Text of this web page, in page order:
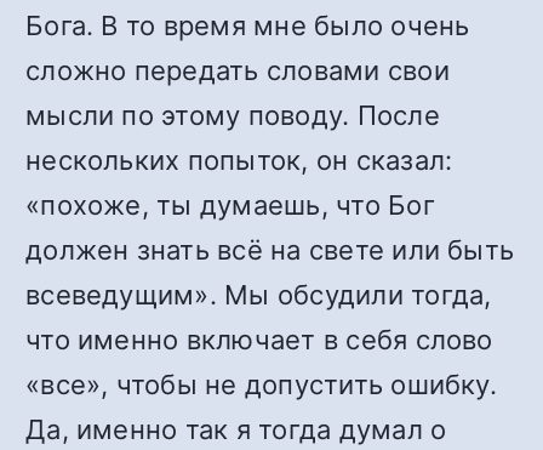
Бога. В то время мне было очень
сложно передать словами свои
мысли по этому поводу. После
нескольких попыток, он сказал:
«похоже, ты думаешь, что Бог
должен знать всё на свете или быть
всеведущим». Мы обсудили тогда,
что именно включает в себя слово
«все», чтобы не допустить ошибку.
Да, именно так я тогда думал о